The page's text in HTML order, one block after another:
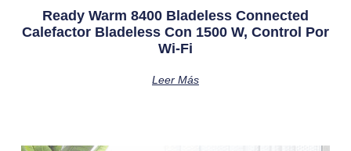
Ready Warm 8400 Bladeless Connected
Calefactor Bladeless Con 1500 W, Control Por
Wi-Fi
Leer Más